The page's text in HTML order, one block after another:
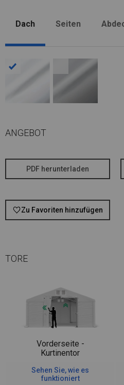
Dach Seiten
ANGEBOT
PDF herunterladen
Zu Favoriten hinzufügen
TORE
Vorderseite -
Kurtinentor
Sehen Sie, wie es
funktioniert